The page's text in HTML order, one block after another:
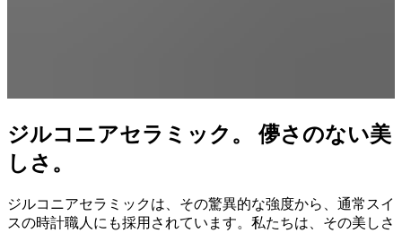
ジルコニアセラミック。 儚さのない美
しさ。
ジルコニアセラミックは、その驚異的な強度から、通常スイ
スの時計職人にも採用されています。私たちは、その美しさ